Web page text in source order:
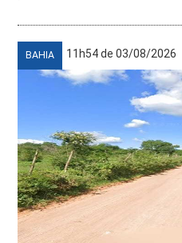
BAHIA 11h54 de 03/08/2026